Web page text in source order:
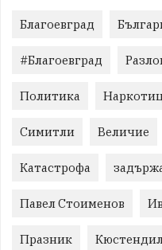
Благоевград
#Благоевград
Политика
Симитли Величие
Катастрофа
Павел Стоименов
Празник